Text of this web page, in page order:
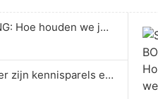
S5 Ep1: BONUSAFLEVERING: Hoe houden we jongeren (of krijgen we hen weer) op het rechte pad?
S4 Ep6: Jaap de Waard over zijn kennisparels en de criminologische uitdagingen van de toekomst